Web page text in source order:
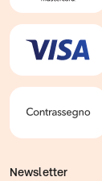
Newsletter